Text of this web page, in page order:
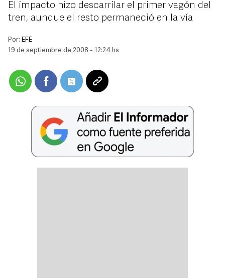
El impacto hizo descarrilar el primer vagón del
tren, aunque el resto permaneció en la vía
Por: EFE
19 de septiembre de 2008 - 12:24 hs